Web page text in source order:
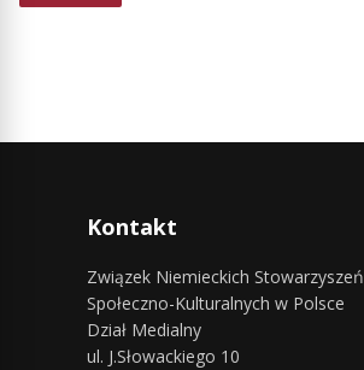
Kontakt
Związek Niemieckich Stowarzyszeń
Społeczno-Kulturalnych w Polsce
Dział Medialny
ul. J.Słowackiego 10